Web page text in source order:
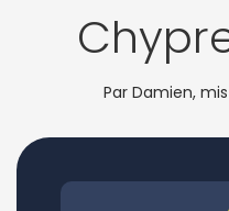
Par Damien,